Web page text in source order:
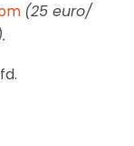
(25 euro/